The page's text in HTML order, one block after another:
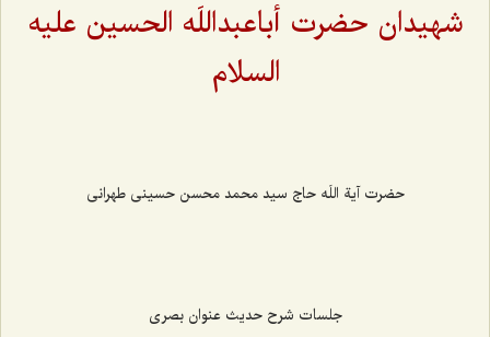
شهیدان حضرت أباعبداللَه الحسین علیه
السلام
حضرت آیة اللَه حاج سید محمد محسن حسینی طهرانی
جلسات شرح حدیث عنوان بصری